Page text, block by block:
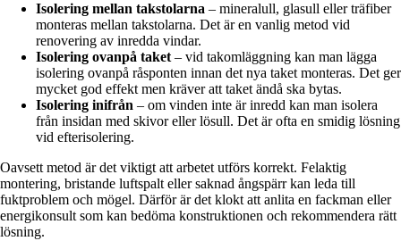
Isolering mellan takstolarna – mineralull, glasull eller träfiber
monteras mellan takstolarna. Det är en vanlig metod vid
renovering av inredda vindar.
Isolering ovanpå taket – vid takomläggning kan man lägga
isolering ovanpå råsponten innan det nya taket monteras. Det ger
mycket god effekt men kräver att taket ändå ska bytas.
Isolering inifrån – om vinden inte är inredd kan man isolera
från insidan med skivor eller lösull. Det är ofta en smidig lösning
vid efterisolering.
Oavsett metod är det viktigt att arbetet utförs korrekt. Felaktig
montering, bristande luftspalt eller saknad ångspärr kan leda till
fuktproblem och mögel. Därför är det klokt att anlita en fackman eller
energikonsult som kan bedöma konstruktionen och rekommendera rätt
lösning.